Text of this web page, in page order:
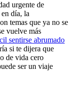
urgente de
día, la
temas que ya no se
vuelve más
sentirse abrumado
si te dijera que
de vida cero
ser un viaje